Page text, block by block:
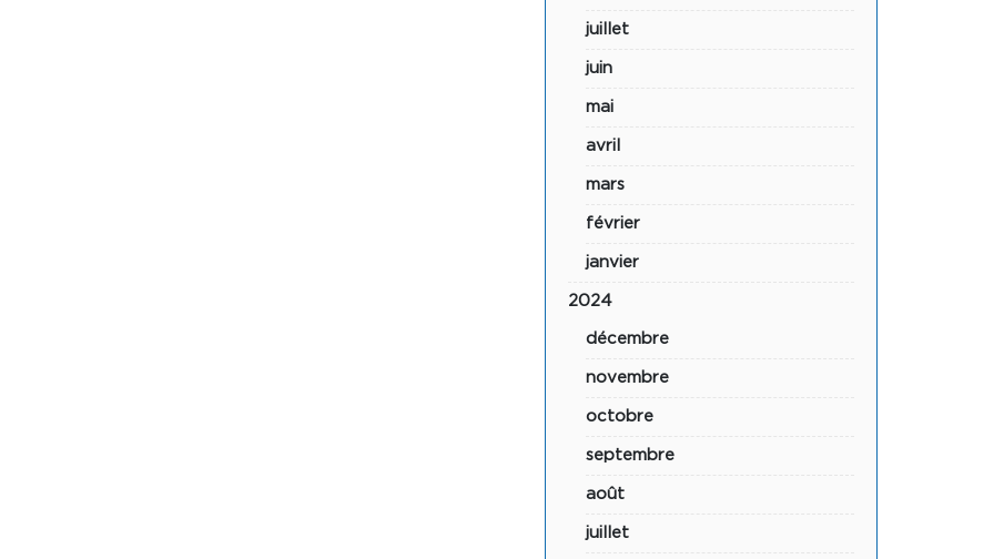
juillet
juin
mai
avril
mars
février
janvier
2024
décembre
novembre
octobre
septembre
août
juillet